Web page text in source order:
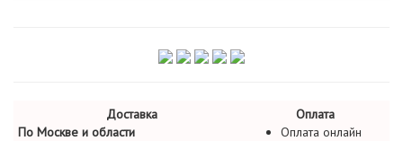
Доставка
Оплата
По Москве и области
Оплата онлайн